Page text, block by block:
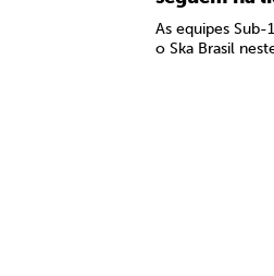
As equipes
o Ska Brasil